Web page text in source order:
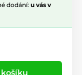
dodání: u vás v
košíku